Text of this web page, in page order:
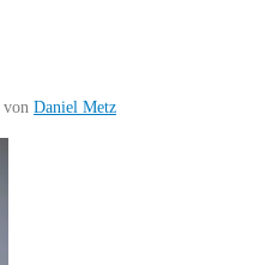
von Daniel Metz